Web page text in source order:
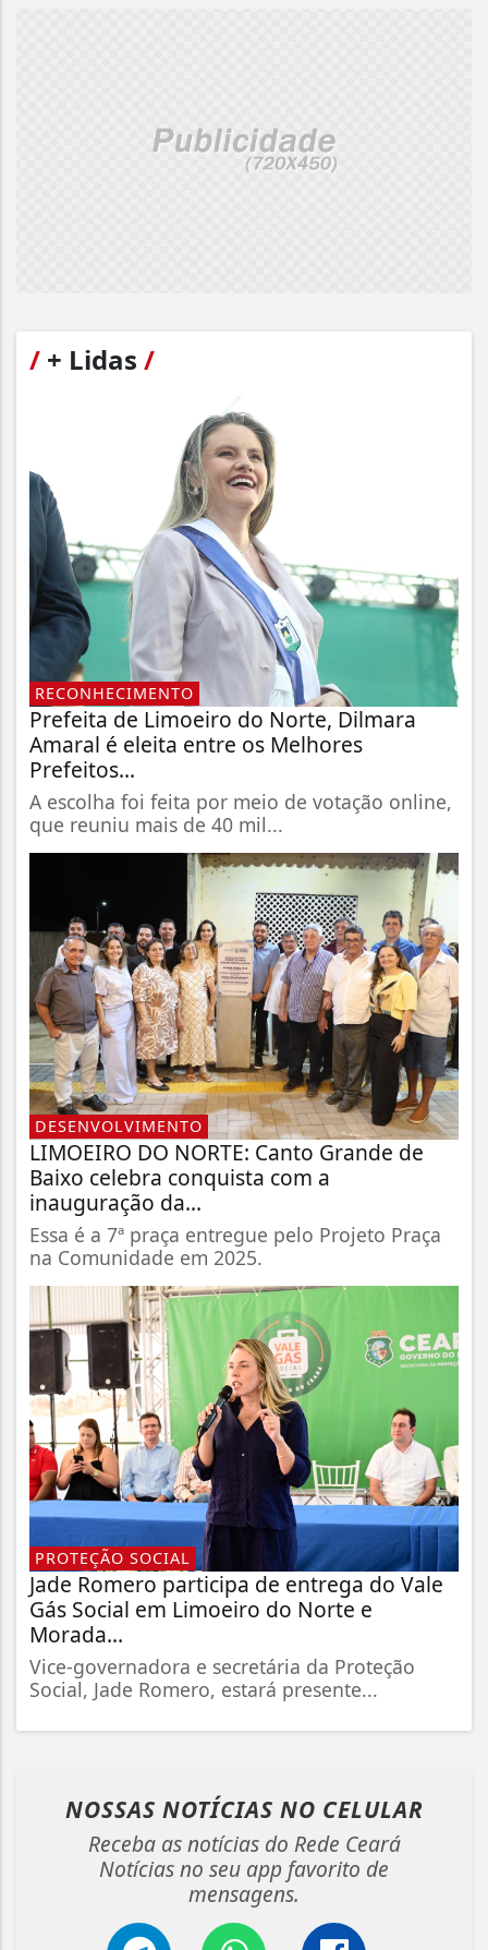
/ + Lidas /
RECONHECIMENTO
Prefeita de Limoeiro do Norte, Dilmara
Amaral é eleita entre os Melhores
Prefeitos...
A escolha foi feita por meio de votação online,
que reuniu mais de 40 mil...
DESENVOLVIMENTO
LIMOEIRO DO NORTE: Canto Grande de
Baixo celebra conquista com a
inauguração da...
Essa é a 7ª praça entregue pelo Projeto Praça
na Comunidade em 2025.
PROTEÇÃO SOCIAL
Jade Romero participa de entrega do Vale
Gás Social em Limoeiro do Norte e
Morada...
Vice-governadora e secretária da Proteção
Social, Jade Romero, estará presente...
NOSSAS NOTÍCIAS NO CELULAR
Receba as notícias do Rede Ceará
Notícias no seu app favorito de
mensagens.